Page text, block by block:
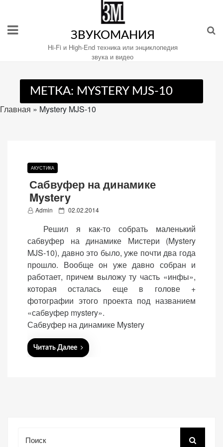
содержимому
ЗВУКОМАНИЯ
Hi-Fi и High-End техника или энциклопедия
звука и видео
МЕТКА: MYSTERY MJS-10
Главная » Mystery MJS-10
АКУСТИКА
Сабвуфер на динамике
Mystery
Admin
P
s
t
e
d
o
02.02.2014
Решил я как-то собрать маленький
сабвуфер на динамике Мистери (Mystery
MJS-10), давно это было, уже почти два года
прошло. Вообще он уже давно собран и
работает, причем выложу ту часть «инфы»,
которая осталась еще в голове +
фотографии этого проекта под названием
«сабвуфер mystery».
Сабвуфер на динамике Mystery
Читать Далее
«Принять
все»
«Настройки
Настройте
файлы
cookie
Обязательные
(технические)
необходимы для